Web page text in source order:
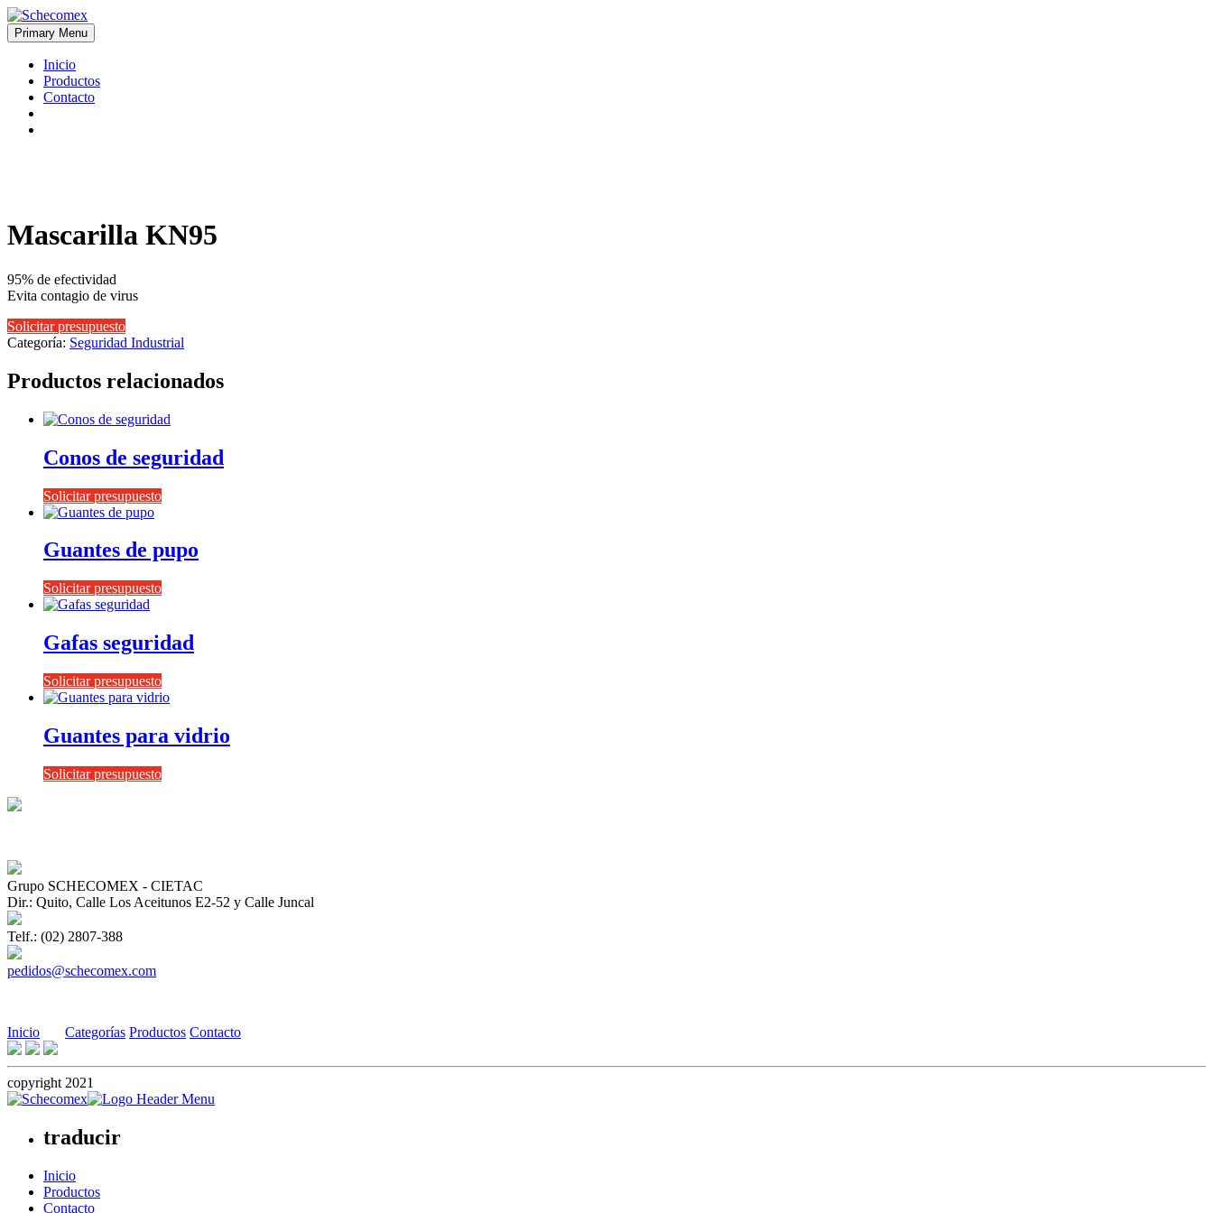
Skip
to
content
Schecomex
Herramientas, materiales y acabados para la construcción
Primary Menu
Inicio
Productos
Contacto
Mascarilla KN95
95% de efectividad
Evita contagio de virus
Solicitar presupuesto
Categoría: Seguridad Industrial
Productos relacionados
Conos de seguridad
Solicitar presupuesto
Guantes de pupo
Solicitar presupuesto
Gafas seguridad
Solicitar presupuesto
Guantes para vidrio
Solicitar presupuesto
Grupo SCHECOMEX - CIETAC
Dir.: Quito, Calle Los Aceitunos E2-52 y Calle Juncal
Telf.: (02) 2807-388
pedidos@schecomex.com
Inicio Categorías Productos Contacto
copyright 2021
traducir
Inicio
Productos
Contacto